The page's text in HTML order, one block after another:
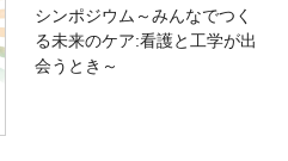
シンポジウム～みんなでつく
る未来のケア:看護と工学が出
会うとき～